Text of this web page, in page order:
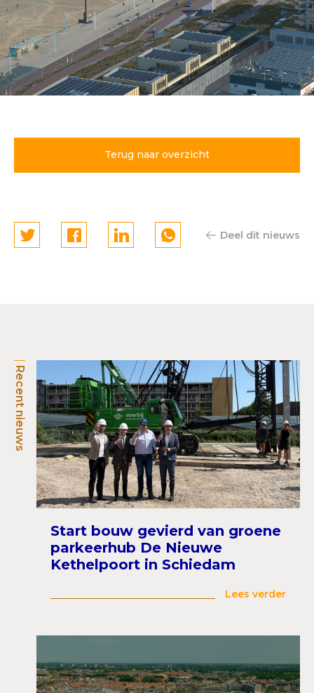
Noordelijk Havenhoofd
Scheveningen
Terug naar overzicht
Deel dit nieuws
Recent nieuws
Start bouw gevierd van groene
parkeerhub De Nieuwe
Kethelpoort in Schiedam
Lees verder